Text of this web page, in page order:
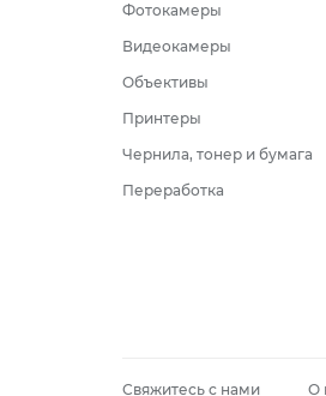
Фотокамеры
Видеокамеры
Объективы
Принтеры
Чернила, тонер и бумага
Переработка
Свяжитесь с нами О